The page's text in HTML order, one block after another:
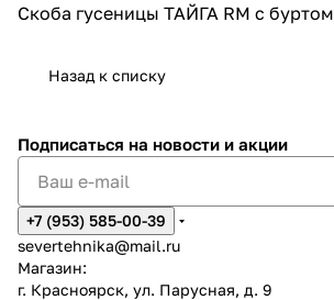
Скоба гусеницы ТАЙГА RM с буртом
Назад к списку
Подписаться на новости и акции
+7 (953) 585-00-39
severtehnika@mail.ru
Магазин:
г. Красноярск, ул. Парусная, д. 9